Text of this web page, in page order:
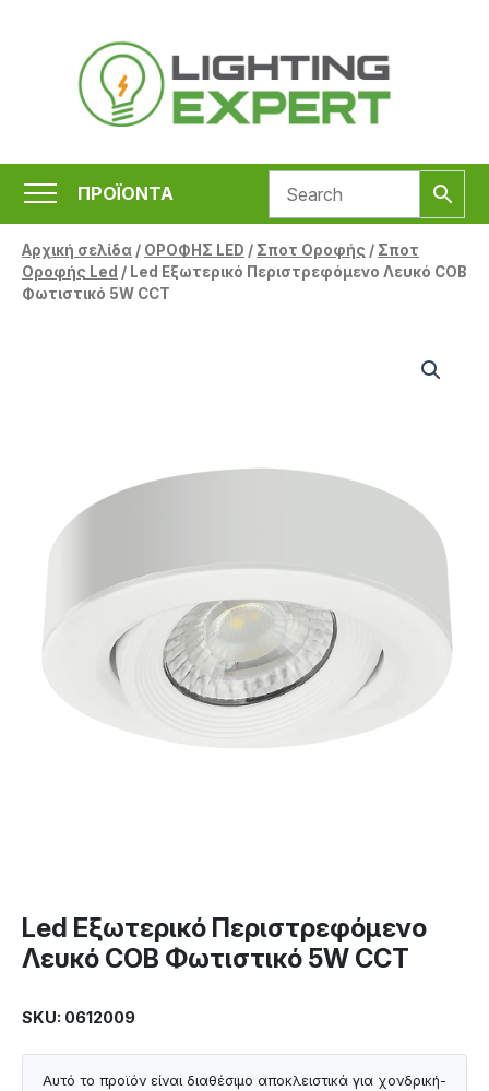
περιεχόμενο
ΠΡΟΪΟΝΤΑ
Αρχική σελίδα/ ΟΡΟΦΗΣ LED / Σποτ Οροφής / Σποτ
Οροφής Led / Led Εξωτερικό Περιστρεφόμενο Λευκό COB
Φωτιστικό 5W CCT
Led Εξωτερικό Περιστρεφόμενο
Λευκό COB Φωτιστικό 5W CCT
SKU: 0612009
Αυτό το προϊόν είναι διαθέσιμο αποκλειστικά για χονδρική-